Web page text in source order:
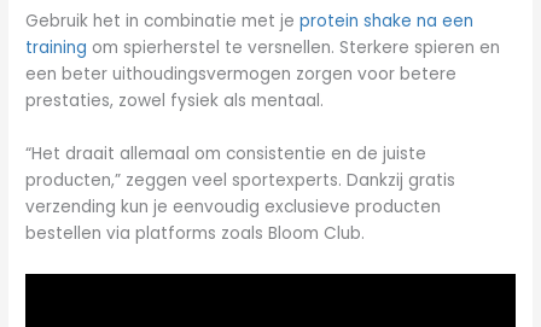
Gebruik het in combinatie met jeprotein shake na een
training om spierherstel te versnellen. Sterkere spieren en
een beter uithoudingsvermogen zorgen voor betere
prestaties, zowel fysiek als mentaal.
“Het draait allemaal om consistentie en de juiste
producten,” zeggen veel sportexperts. Dankzij gratis
verzending kun je eenvoudig exclusieve producten
bestellen via platforms zoals Bloom Club.